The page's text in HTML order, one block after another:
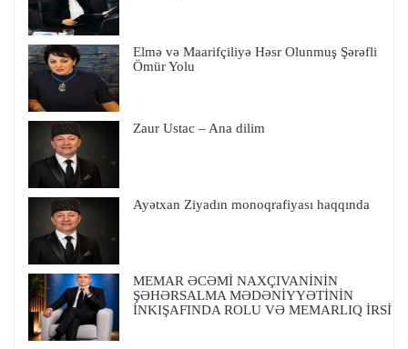
Elmə və Maarifçiliyə Həsr Olunmuş Şərəfli
Ömür Yolu
Zaur Ustac – Ana dilim
Ayətxan Ziyadın monoqrafiyası haqqında
MEMAR ƏCƏMİ NAXÇIVANİNİN
ŞƏHƏRSALMA MƏDƏNİYYƏTİNİN
İNKIŞAFINDA ROLU VƏ MEMARLIQ İRSİ